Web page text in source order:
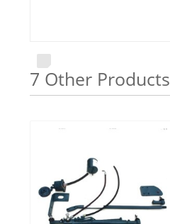
7 Other Products